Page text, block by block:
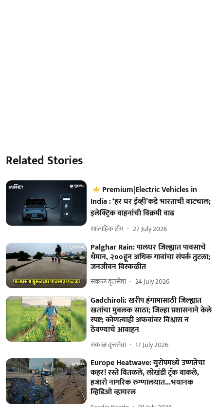
Related Stories
Premium|Electric Vehicles in
India : ‘हर घर ईव्ही’कडे भारताची वाटचाल;
इलेक्ट्रिक वाहनांची विक्रमी वाढ
साप्ताहिक टीम 27 July 2026
Palghar Rain: पालघर जिल्ह्यात पावसाचे
थैमान, २००हून अधिक गावांचा संपर्क तुटला;
जनजीवन विस्कळीत
सकाळ वृत्तसेवा 24 July 2026
Gadchiroli: खरीप हंगामासाठी जिल्ह्यात
खतांचा मुबलक साठा; जिल्हा प्रशासनाने केले
स्पष्ट; कोणत्याही अफवांवर विश्वास न
ठेवण्याचे आवाहन
सकाळ वृत्तसेवा 17 July 2026
Europe Heatwave: युरोपमध्ये उष्णतेचा
कहर! रस्ते वितळले, लोखंडी ट्रॅक वाकले,
हजारो नागरिक रुग्णालयात...भयानक
व्हिडिओ व्हायरल